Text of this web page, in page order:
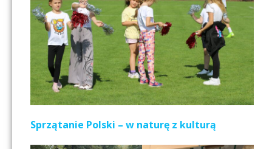
Sprzątanie Polski – w naturę z kulturą